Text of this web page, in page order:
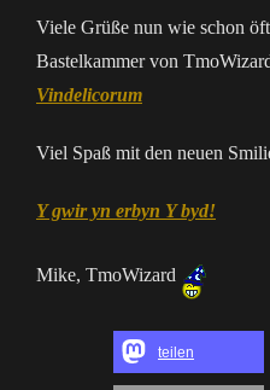
Viele Grüße nun wie schon
Bastelkammer von
Vindelicorum
Viel Spaß mit den neuen
Y gwir yn erbyn Y byd!
Mike, TmoWizard
teilen